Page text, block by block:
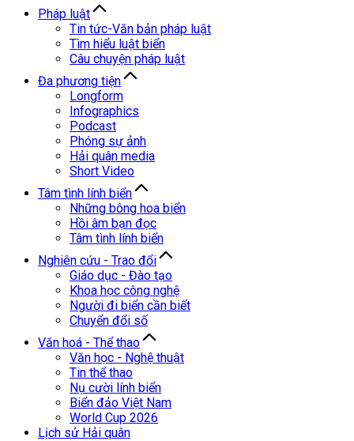
Pháp luật
Tin tức-Văn bản pháp luật
Tìm hiểu luật biển
Câu chuyện pháp luật
Đa phương tiện
Longform
Infographics
Podcast
Phóng sự ảnh
Hải quân media
Short Video
Tâm tình lính biển
Những bông hoa biển
Hồi âm bạn đọc
Tâm tình lính biển
Nghiên cứu - Trao đổi
Giáo dục - Đào tạo
Khoa học công nghệ
Người đi biển cần biết
Chuyển đổi số
Văn hoá - Thể thao
Văn học - Nghệ thuật
Tin thể thao
Nụ cười lính biển
Biển đảo Việt Nam
World Cup 2026
Lịch sử Hải quân